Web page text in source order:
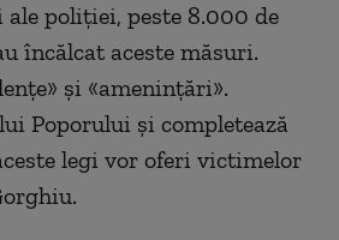
poliției, peste 8.000 de
încălcat aceste măsuri.
și «amenințări».
Poporului și completează
legi vor oferi victimelor